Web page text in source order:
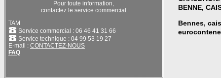
Pour toute information,
contactez le service commercial
TAM
Service commercial : 06 46 41 31 66
Service technique : 04 99 53 19 27
E-mail : CONTACTEZ-NOUS
FAQ
BENNE,
Bennes,